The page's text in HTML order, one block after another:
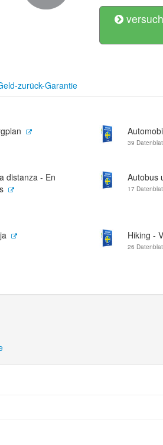
zurück-Garantie
39
distanza - En
Autobus
17
Hiking -
26